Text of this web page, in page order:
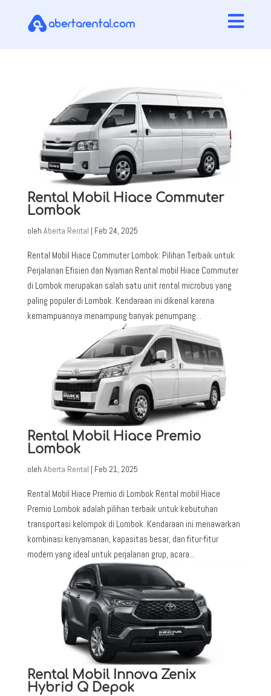

Rental Mobil Hiace Commuter
Lombok
oleh Aberta Rental | Feb 24, 2025
Rental Mobil Hiace Commuter Lombok: Pilihan Terbaik untuk
Perjalanan Efisien dan Nyaman Rental mobil Hiace Commuter
di Lombok merupakan salah satu unit rental microbus yang
paling populer di Lombok. Kendaraan ini dikenal karena
kemampuannya menampung banyak penumpang...
Rental Mobil Hiace Premio
Lombok
oleh Aberta Rental | Feb 21, 2025
Rental Mobil Hiace Premio di Lombok Rental mobil Hiace
Premio Lombok adalah pilihan terbaik untuk kebutuhan
transportasi kelompok di Lombok. Kendaraan ini menawarkan
kombinasi kenyamanan, kapasitas besar, dan fitur-fitur
modern yang ideal untuk perjalanan grup, acara...
Rental Mobil Innova Zenix
Hybrid Q Depok